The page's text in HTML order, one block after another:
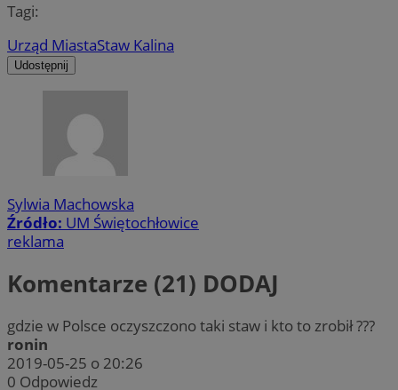
Tagi:
Urząd MiastaStaw Kalina
Udostępnij
Sylwia Machowska
Źródło: UM Świętochłowice
reklama
Komentarze (21) DODAJ
gdzie w Polsce oczyszczono taki staw i kto to zrobił ???
ronin
2019-05-25 o 20:26
0 Odpowiedz